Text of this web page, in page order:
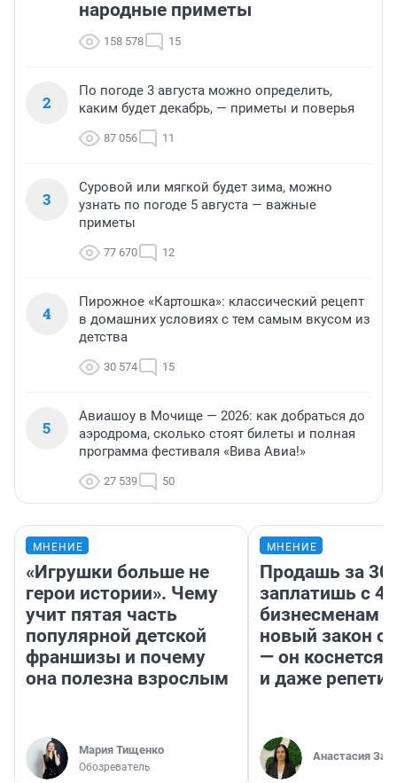
народные приметы
158 578 15
2
По погоде 3 августа можно определить,
каким будет декабрь, — приметы и поверья
87 056 11
3
Суровой или мягкой будет зима, можно
узнать по погоде 5 августа — важные
приметы
77 670 12
4
Пирожное «Картошка»: классический рецепт
в домашних условиях с тем самым вкусом из
детства
30 574 15
5
Авиашоу в Мочище — 2026: как добраться до
аэродрома, сколько стоят билеты и полная
программа фестиваля «Вива Авиа!»
27 539 50
МНЕНИЕ
«Игрушки больше не
герои истории». Чему
учит пятая часть
популярной детской
франшизы и почему
она полезна взрослым
Мария Тищенко
Обозреватель
МНЕНИЕ
Продашь за
заплатишь с
бизнесменам
новый закон о
— он коснется
и даже
Анастасия